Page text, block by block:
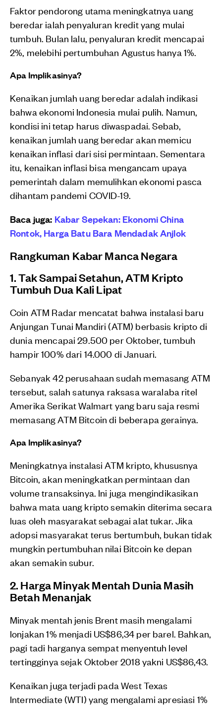
Faktor pendorong utama meningkatnya uang
beredar ialah penyaluran kredit yang mulai
tumbuh. Bulan lalu, penyaluran kredit mencapai
2%, melebihi pertumbuhan Agustus hanya 1%.
Apa Implikasinya?
Kenaikan jumlah uang beredar adalah indikasi
bahwa ekonomi Indonesia mulai pulih. Namun,
kondisi ini tetap harus diwaspadai. Sebab,
kenaikan jumlah uang beredar akan memicu
kenaikan inflasi dari sisi permintaan. Sementara
itu, kenaikan inflasi bisa mengancam upaya
pemerintah dalam memulihkan ekonomi pasca
dihantam pandemi COVID-19.
Baca juga: Kabar Sepekan: Ekonomi China
Rontok, Harga Batu Bara Mendadak Anjlok
Rangkuman Kabar Manca Negara
1. Tak Sampai Setahun, ATM Kripto
Tumbuh Dua Kali Lipat
Coin ATM Radar mencatat bahwa instalasi baru
Anjungan Tunai Mandiri (ATM) berbasis kripto di
dunia mencapai 29.500 per Oktober, tumbuh
hampir 100% dari 14.000 di Januari.
Sebanyak 42 perusahaan sudah memasang ATM
tersebut, salah satunya raksasa waralaba ritel
Amerika Serikat Walmart yang baru saja resmi
memasang ATM Bitcoin di beberapa gerainya.
Apa Implikasinya?
Meningkatnya instalasi ATM kripto, khususnya
Bitcoin, akan meningkatkan permintaan dan
volume transaksinya. Ini juga mengindikasikan
bahwa mata uang kripto semakin diterima secara
luas oleh masyarakat sebagai alat tukar. Jika
adopsi masyarakat terus bertumbuh, bukan tidak
mungkin pertumbuhan nilai Bitcoin ke depan
akan semakin subur.
2. Harga Minyak Mentah Dunia Masih
Betah Menanjak
Minyak mentah jenis Brent masih mengalami
lonjakan 1% menjadi US$86,34 per barel. Bahkan,
pagi tadi harganya sempat menyentuh level
tertingginya sejak Oktober 2018 yakni US$86,43.
Kenaikan juga terjadi pada West Texas
Intermediate (WTI) yang mengalami apresiasi 1%